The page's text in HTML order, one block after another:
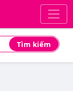
Tìm kiếm